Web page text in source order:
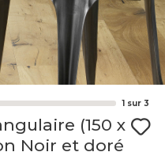
1 sur 3
(150 x
Noir et doré